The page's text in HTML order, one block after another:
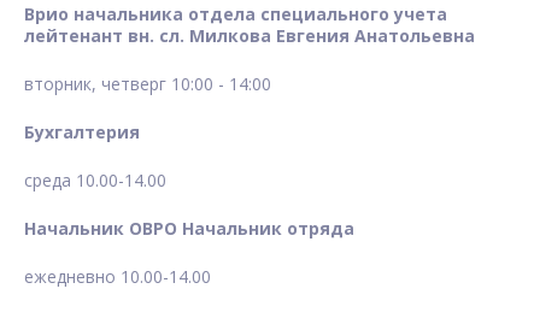
Врио начальника отдела специального учета
лейтенант вн. сл. Милкова Евгения Анатольевна
вторник, четверг 10:00 - 14:00
Бухгалтерия
среда 10.00-14.00
Начальник ОВРО Начальник отряда
ежедневно 10.00-14.00